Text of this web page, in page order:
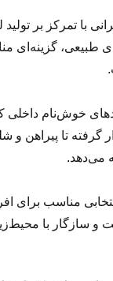
با تمرکز بر
طبیعی، گزینه‌ای
خوش‌نام
تا پیراهن و
می‌دهد.
مناسب برای
و سازگار با